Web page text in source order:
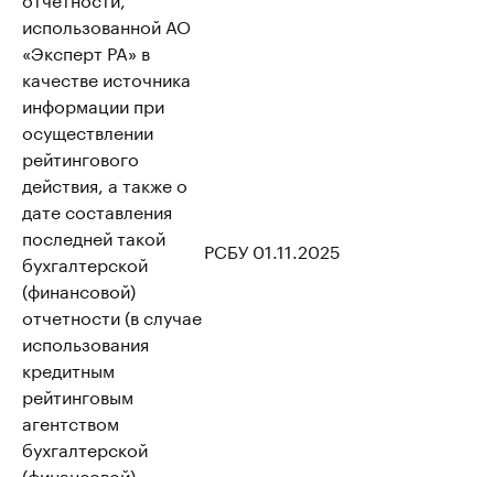
использованной АО
«Эксперт РА» в
качестве источника
информации при
осуществлении
рейтингового
действия, а также о
дате составления
последней такой
бухгалтерской
(финансовой)
отчетности (в случае
использования
кредитным
рейтинговым
агентством
бухгалтерской
РСБУ 01.11.2025